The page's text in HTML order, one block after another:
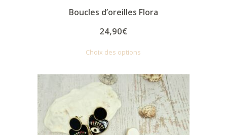
Boucles d’oreilles Flora
24,90€
Choix des options